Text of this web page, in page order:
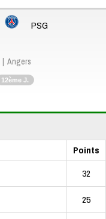
PSG
Angers
12ème J.
Points
32
25